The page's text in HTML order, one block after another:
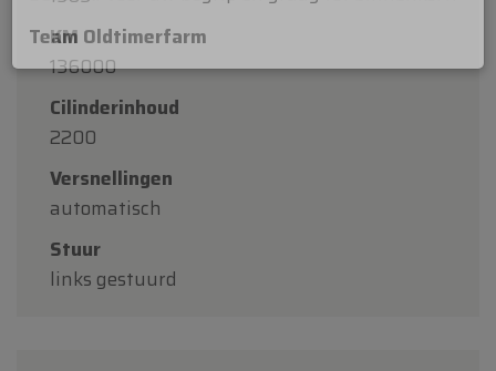
KM
136000
Cilinderinhoud
2200
Versnellingen
automatisch
Stuur
links gestuurd
afspraak.
Bedankt voor uw begrip en graag tot binnenkort!
Team Oldtimerfarm